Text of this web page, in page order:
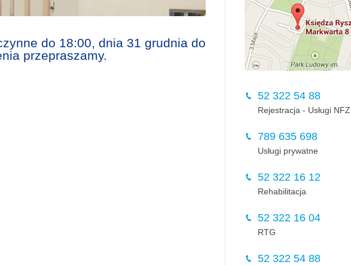
do 18:00, dnia 31 grudnia do
przepraszamy.
52 322 54 88
Rejestracja - Usługi
789 635 698
Usługi prywatne
52 322 16 12
Rehabilitacja
52 322 16 04
RTG
52 322 54 88